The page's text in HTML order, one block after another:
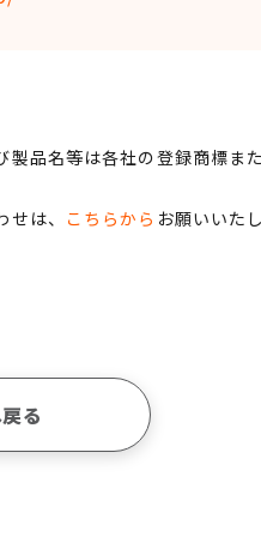
品名等は各社の登録商標また
は、 こちらから お願いいた
る